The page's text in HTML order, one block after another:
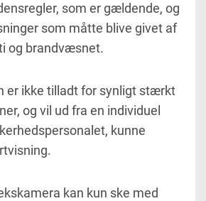
som er gældende, og
som måtte blive givet af
og brandvæsnet.
er ikke tilladt for synligt stærkt
og vil ud fra en individuel
kunne
kan kun ske med